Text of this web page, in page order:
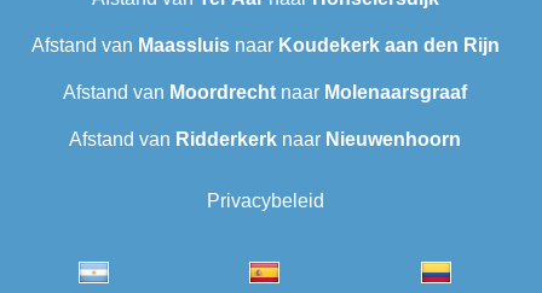
Afstand van Maassluisnaar Koudekerk aan den Rijn
Afstand van Moordrecht naar Molenaarsgraaf
Afstand van Ridderkerk naar Nieuwenhoorn
Privacybeleid